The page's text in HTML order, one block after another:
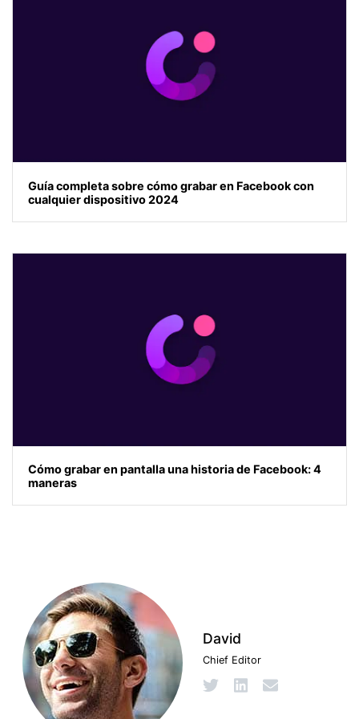
Guía completa sobre cómo grabar en Facebook con
cualquier dispositivo 2024
Cómo grabar en pantalla una historia de Facebook: 4
maneras
David
Chief Editor